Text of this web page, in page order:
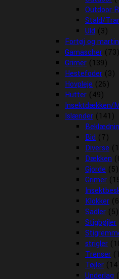
Outdoor
Stald/
Uld (3)
Fortøj og
Gamascher (73)
Grimer (139)
Hestefoder (3)
Hovpleje (26)
Hutter (49)
Insektdækken/
Islænder (141)
Bid (7)
Diverse
Dækken
Gjorde (5)
Grimer
Klokker
Sadler (5)
Stigbøjler
strigler
Trenser
Tøjler
Underlag